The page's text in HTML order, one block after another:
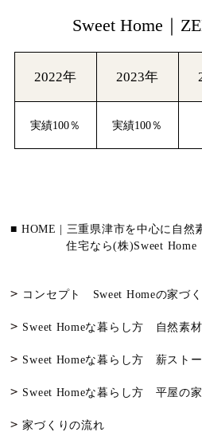
Sweet Home｜
2022年 2023年
実績100％ 実績100％
■ HOME | 三重県津市を中心に自然
住宅なら(株)Sweet Home
コンセプト Sweet Homeの家づく
Sweet Homeな暮らし方 自然素
Sweet Homeな暮らし方 薪スト
Sweet Homeな暮らし方 平屋の
家づくりの流れ